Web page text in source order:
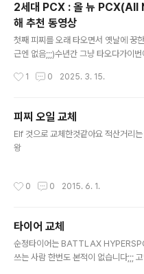
2세대 PCX : 올 뉴
해 추천 동영상
첫째 피찌를 오래 타오면서 옛날에 꿍
근엔 없음;;;)수년간 그냥 타오다가이
싶다 ㅎㅎ 암튼 추천 동영상
s://youtu.be/
계적인것같아서 좋다. 그외 참고
si=j2a_hBCF-Y_bZNDA https://
1 0 2025. 3. 15.
피찌 오일 교체
Elf 것으로 교체한것같아요 적산거리
왕
0 0 2015. 6. 1.
타이어 교체
순정타이어는 BATTLAX
쓰는 사람 한번도 본적이 없습니다;;;